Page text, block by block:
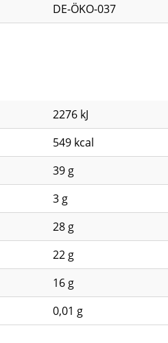
DE-ÖKO-037
2276 kJ
549 kcal
39 g
3 g
28 g
22 g
16 g
0,01 g